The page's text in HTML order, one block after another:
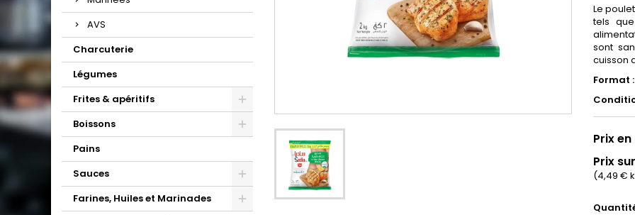
AVS
Charcuterie
Légumes
Frites & apéritifs
Boissons
Pains
Sauces
Farines, Huiles et Marinades
Le
tels
sont
cuisson
Format
Prix
Prix
(4,49 €